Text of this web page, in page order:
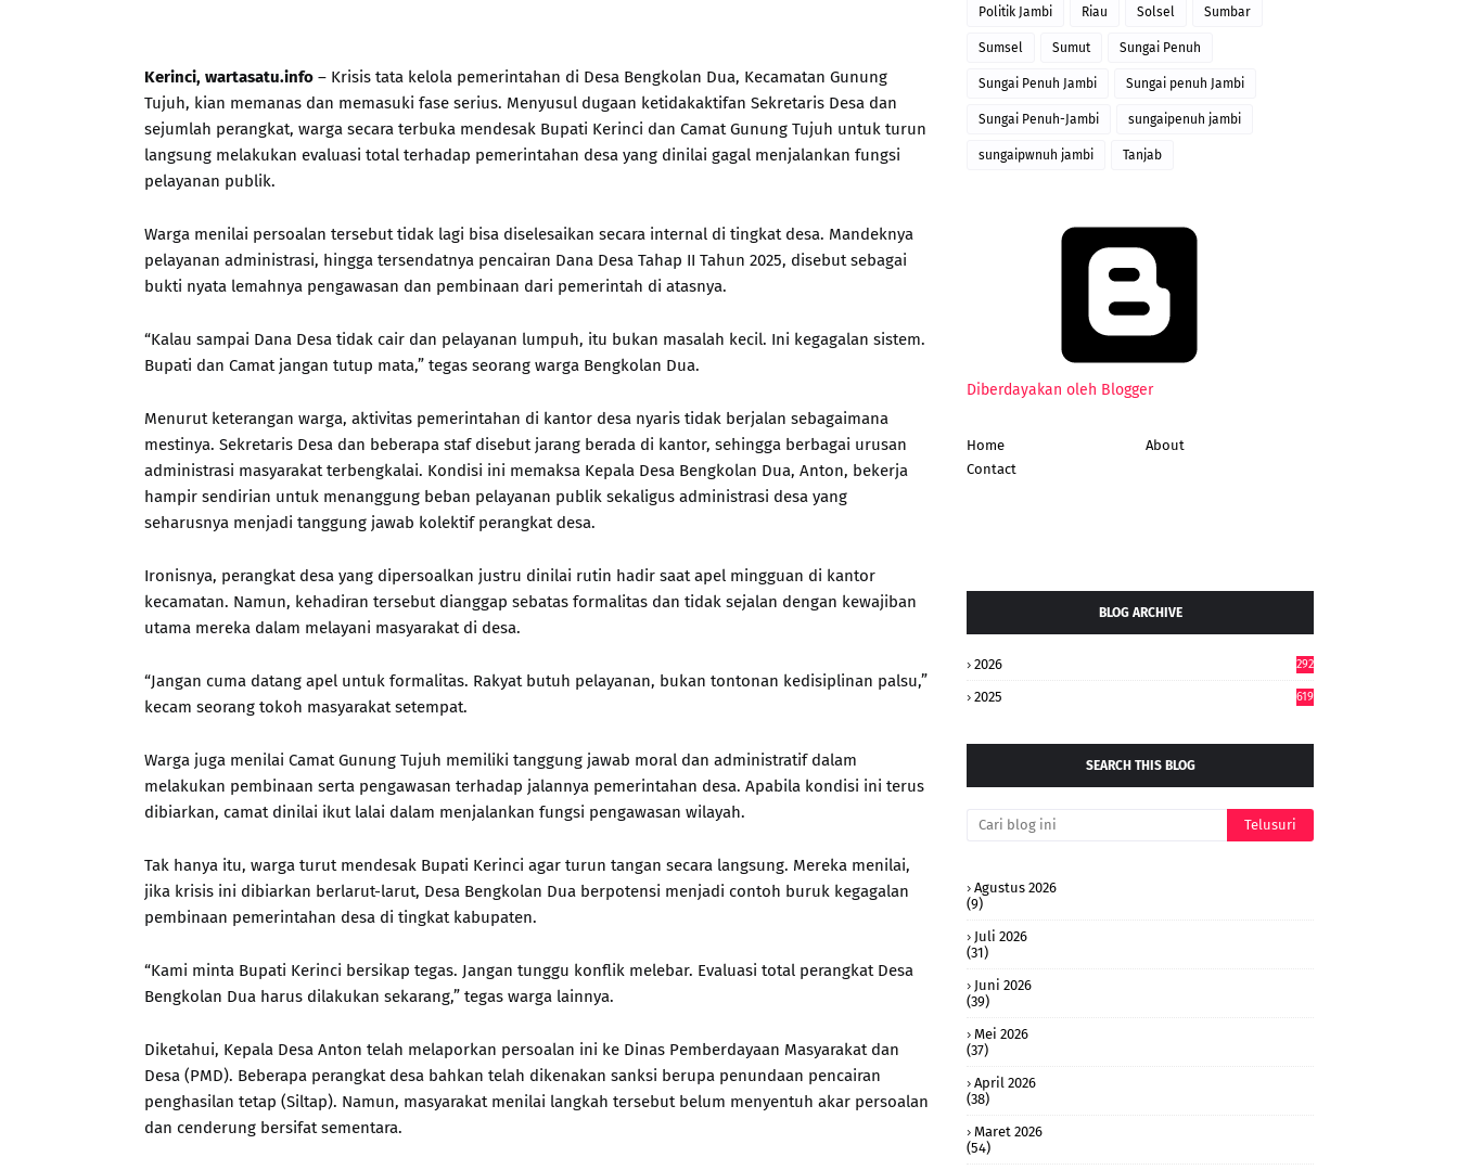
Kerinci, wartasatu.info – Krisis tata kelola pemerintahan di Desa Bengkolan Dua, Kecamatan Gunung
Tujuh, kian memanas dan memasuki fase serius. Menyusul dugaan ketidakaktifan Sekretaris Desa dan
sejumlah perangkat, warga secara terbuka mendesak Bupati Kerinci dan Camat Gunung Tujuh untuk turun
langsung melakukan evaluasi total terhadap pemerintahan desa yang dinilai gagal menjalankan fungsi
pelayanan publik.
Warga menilai persoalan tersebut tidak lagi bisa diselesaikan secara internal di tingkat desa. Mandeknya
pelayanan administrasi, hingga tersendatnya pencairan Dana Desa Tahap II Tahun 2025, disebut sebagai
bukti nyata lemahnya pengawasan dan pembinaan dari pemerintah di atasnya.
“Kalau sampai Dana Desa tidak cair dan pelayanan lumpuh, itu bukan masalah kecil. Ini kegagalan sistem.
Bupati dan Camat jangan tutup mata,” tegas seorang warga Bengkolan Dua.
Menurut keterangan warga, aktivitas pemerintahan di kantor desa nyaris tidak berjalan sebagaimana
mestinya. Sekretaris Desa dan beberapa staf disebut jarang berada di kantor, sehingga berbagai urusan
administrasi masyarakat terbengkalai. Kondisi ini memaksa Kepala Desa Bengkolan Dua, Anton, bekerja
hampir sendirian untuk menanggung beban pelayanan publik sekaligus administrasi desa yang
seharusnya menjadi tanggung jawab kolektif perangkat desa.
Ironisnya, perangkat desa yang dipersoalkan justru dinilai rutin hadir saat apel mingguan di kantor
kecamatan. Namun, kehadiran tersebut dianggap sebatas formalitas dan tidak sejalan dengan kewajiban
utama mereka dalam melayani masyarakat di desa.
“Jangan cuma datang apel untuk formalitas. Rakyat butuh pelayanan, bukan tontonan kedisiplinan palsu,”
kecam seorang tokoh masyarakat setempat.
Warga juga menilai Camat Gunung Tujuh memiliki tanggung jawab moral dan administratif dalam
melakukan pembinaan serta pengawasan terhadap jalannya pemerintahan desa. Apabila kondisi ini terus
dibiarkan, camat dinilai ikut lalai dalam menjalankan fungsi pengawasan wilayah.
Tak hanya itu, warga turut mendesak Bupati Kerinci agar turun tangan secara langsung. Mereka menilai,
jika krisis ini dibiarkan berlarut-larut, Desa Bengkolan Dua berpotensi menjadi contoh buruk kegagalan
pembinaan pemerintahan desa di tingkat kabupaten.
“Kami minta Bupati Kerinci bersikap tegas. Jangan tunggu konflik melebar. Evaluasi total perangkat Desa
Bengkolan Dua harus dilakukan sekarang,” tegas warga lainnya.
Diketahui, Kepala Desa Anton telah melaporkan persoalan ini ke Dinas Pemberdayaan Masyarakat dan
Desa (PMD). Beberapa perangkat desa bahkan telah dikenakan sanksi berupa penundaan pencairan
penghasilan tetap (Siltap). Namun, masyarakat menilai langkah tersebut belum menyentuh akar persoalan
dan cenderung bersifat sementara.
Politik Jambi Riau Solsel Sumbar
Sumsel Sumut Sungai Penuh
Sungai Penuh Jambi Sungai penuh Jambi
Sungai Penuh-Jambi sungaipenuh jambi
sungaipwnuh jambi Tanjab
Diberdayakan oleh Blogger
Home
About
Contact
BLOG ARCHIVE
2026 292
2025 619
SEARCH THIS BLOG
Agustus 2026
(9)
Juli 2026
(31)
Juni 2026
(39)
Mei 2026
(37)
April 2026
(38)
Maret 2026
(54)